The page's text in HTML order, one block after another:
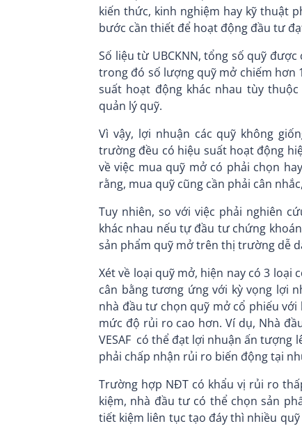
kiến thức, kinh nghiệm hay kỹ thuật
bước cần thiết để hoạt động đầu tư
Số liệu từ UBCKNN, tổng số quỹ
trong đó số lượng quỹ mở chiếm hơn
suất hoạt động khác nhau tùy
quản lý quỹ.
Vì vậy, lợi nhuận các quỹ không
trường đều có hiệu suất hoạt động
về việc mua quỹ mở có phải chọn
rằng, mua quỹ cũng cần phải cân
Tuy nhiên, so với việc phải nghiên
khác nhau nếu tự đầu tư chứng
sản phẩm quỹ mở trên thị trường dễ
Xét về loại quỹ mở, hiện nay có 3 loại
cân bằng tương ứng với kỳ vọng lợi
nhà đầu tư chọn quỹ mở cổ phiếu
mức độ rủi ro cao hơn. Ví dụ, Nhà
VESAF có thể đạt lợi nhuận ấn tượng
phải chấp nhận rủi ro biến động tại
Trường hợp NĐT có khẩu vị rủi ro
kiệm, nhà đầu tư có thể chọn sản
tiết kiệm liên tục tạo đáy thì nhiều